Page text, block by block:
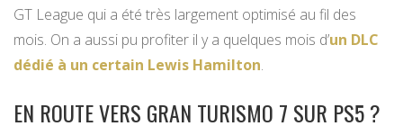
GT League qui a été très largement optimisé au fil des
mois. On a aussi pu profiter il y a quelques mois d’un DLC
dédié à un certain Lewis Hamilton.
EN ROUTE VERS GRAN TURISMO 7 SUR PS5 ?